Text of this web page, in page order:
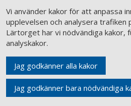
Vi använder kakor för att anpassa
upplevelsen och analysera trafiken
Lärtorget har vi nödvändiga kakor,
analyskakor.
Jag godkänner alla kakor
Jag godkänner bara nödvändiga